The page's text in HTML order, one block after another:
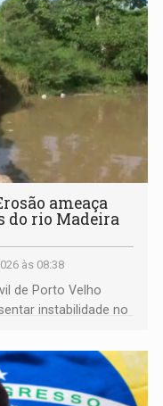
ameaça
do rio Madeira
às 08:38
de Porto Velho
instabilidade no